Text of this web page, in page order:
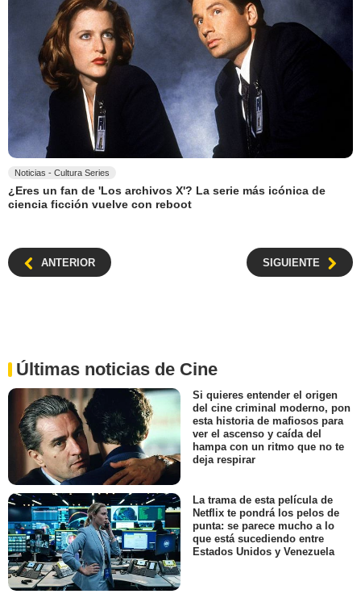
Noticias - Cultura Series
¿Eres un fan de 'Los archivos X'? La serie más icónica de
ciencia ficción vuelve con reboot
ANTERIOR SIGUIENTE
Últimas noticias de Cine
Si quieres entender el origen
del cine criminal moderno, pon
esta historia de mafiosos para
ver el ascenso y caída del
hampa con un ritmo que no te
deja respirar
La trama de esta película de
Netflix te pondrá los pelos de
punta: se parece mucho a lo
que está sucediendo entre
Estados Unidos y Venezuela